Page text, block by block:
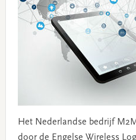
Het Nederlandse bedrijf
door de Engelse Wireless